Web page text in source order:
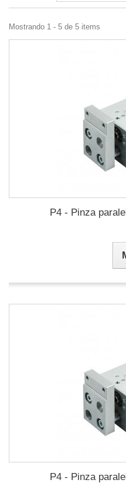
Mostrando 1 - 5 de 5 items
P4 - Pinza
P4 - Pinza